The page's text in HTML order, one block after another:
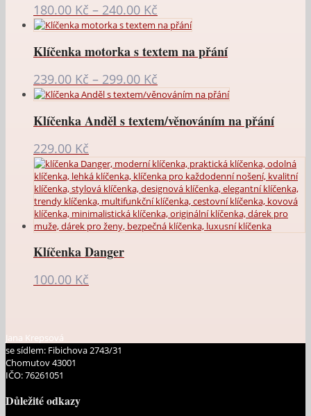
180.00 Kč – 240.00 Kč
cen:
až
Klíčenka motorka s textem na přání
239.00 Kč – 299.00 Kč
cen:
až
Klíčenka Anděl s textem/věnováním na přání
229.00 Kč
Klíčenka Danger
100.00 Kč
Jana Krepsová
se sídlem: Fibichova 2743/31
Chomutov 43001
IČO: 76261051
Důležité odkazy